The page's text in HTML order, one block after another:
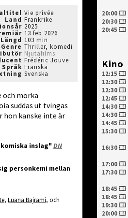
20:00
20:30
20:45
Kino
12:15
12:30
12:30
12:45
14:30
14:30
14:45
15:30
16:30
17:00
17:30
18:45
18:45
19:30
20:00
Land
Längd
Genre
Språk
Vie privée
Frankrike
2025
13 feb 2026
103 min
Thriller, komedi
Njutafilms
Frédéric Jouve
Franska
Svenska
och mörka
suddas ut tvingas
kanske inte är
inslag"DN
personkemi mellan
, Luana Bajrami, och